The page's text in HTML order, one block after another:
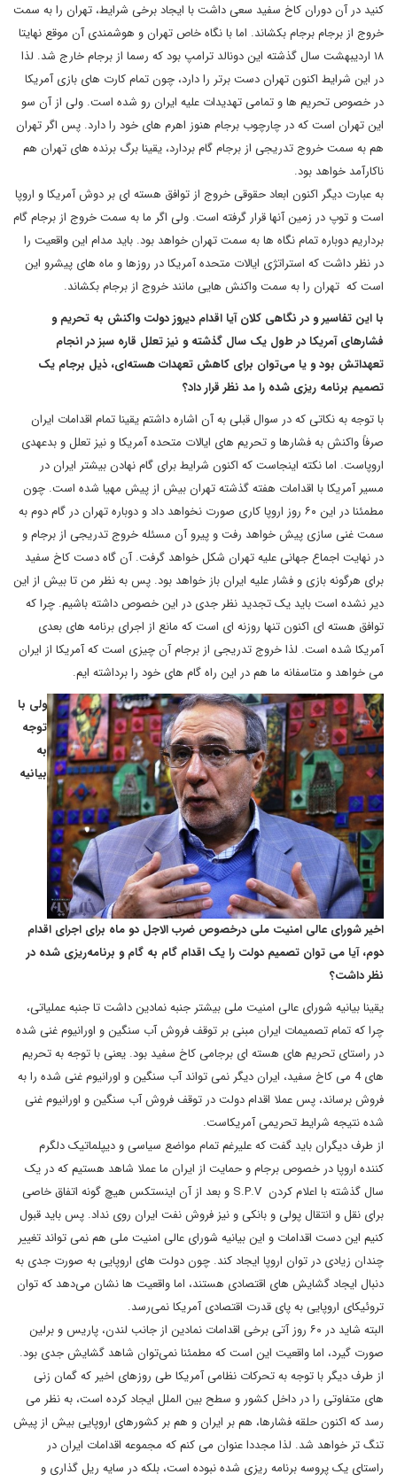
کنید در آن دوران کاخ سفید سعی داشت با ایجاد برخی شرایط، تهران را به سمت
خروج از برجام برجام بکشاند. اما با نگاه خاص تهران و هوشمندی آن موقع نهایتا
۱۸ اردیبهشت سال گذشته این دونالد ترامپ بود که رسما از برجام خارج شد. لذا
در این شرایط اکنون تهران دست برتر را دارد، چون تمام کارت های بازی آمریکا
در خصوص تحریم ها و تمامی تهدیدات علیه ایران رو شده است. ولی از آن سو
این تهران است که در چارچوب برجام هنوز اهرم های خود را دارد. پس اگر تهران
هم به سمت خروج تدریجی از برجام گام بردارد، یقینا برگ برنده های تهران هم
ناکارآمد خواهد بود.
به عبارت دیگر اکنون ابعاد حقوقی خروج از توافق هسته ای بر دوش آمریکا و اروپا
است و توپ در زمین آنها قرار گرفته است. ولی اگر ما به سمت خروج از برجام گام
برداریم دوباره تمام نگاه ها به سمت تهران خواهد بود. باید مدام این واقعیت را
در نظر داشت که استراتژی ایالات متحده آمریکا در روزها و ماه های پیشرو این
است که تهران را به سمت واکنش هایی مانند خروج از برجام بکشاند.
با این تفاسیر و در نگاهی کلان آیا اقدام دیروز دولت واکنش به تحریم و
فشارهای آمریکا در طول یک سال گذشته و نیز تعلل قاره سبز در انجام
تعهداتش بود و یا می‌توان برای کاهش تعهدات هسته‌ای، ذیل برجام یک
تصمیم برنامه ریزی شده را مد نظر قرار داد؟
با توجه به نکاتی که در سوال قبلی به آن اشاره داشتم یقینا تمام اقدامات ایران
صرفاً واکنش به فشارها و تحریم های ایالات متحده آمریکا و نیز تعلل و بدعهدی
اروپاست. اما نکته اینجاست که اکنون شرایط برای گام نهادن بیشتر ایران در
مسیر آمریکا با اقدامات هفته گذشته تهران بیش از پیش مهیا شده است. چون
مطمئنا در این ۶۰ روز اروپا کاری صورت نخواهد داد و دوباره تهران در گام دوم به
سمت غنی سازی پیش خواهد رفت و پیرو آن مسئله خروج تدریجی از برجام و
در نهایت اجماع جهانی علیه تهران شکل خواهد گرفت. آن گاه دست کاخ سفید
برای هرگونه بازی و فشار علیه ایران باز خواهد بود. پس به نظر من تا بیش از این
دیر نشده است باید یک تجدید نظر جدی در این خصوص داشته باشیم. چرا که
توافق هسته ای اکنون تنها روزنه ای است که مانع از اجرای برنامه های بعدی
آمریکا شده است. لذا خروج تدریجی از برجام آن چیزی است که آمریکا از ایران
می خواهد و متاسفانه ما هم در این راه گام های خود را برداشته ایم.
ولی با
توجه
به
بیانیه
اخیر شورای عالی امنیت ملی درخصوص ضرب الاجل دو ماه برای اجرای اقدام
دوم، آیا می توان تصمیم دولت را یک اقدام گام به گام و برنامه‌ریزی شده در
نظر داشت؟
یقینا بیانیه شورای عالی امنیت ملی بیشتر جنبه نمادین داشت تا جنبه عملیاتی،
چرا که تمام تصمیمات ایران مبنی بر توقف فروش آب سنگین و اورانیوم غنی شده
در راستای تحریم های هسته ای برجامی کاخ سفید بود. یعنی با توجه به تحریم
های 4 می کاخ سفید، ایران دیگر نمی تواند آب سنگین و اورانیوم غنی شده را به
فروش برساند، پس عملا اقدام دولت در توقف فروش آب سنگین و اورانیوم غنی
شده نتیجه شرایط تحریمی آمریکاست.
از طرف دیگران باید گفت که علیرغم تمام مواضع سیاسی و دیپلماتیک دلگرم
کننده اروپا در خصوص برجام و حمایت از ایران ما عملا شاهد هستیم که در یک
سال گذشته با اعلام کردن S.P.V و بعد از آن اینستکس هیچ گونه اتفاق خاصی
برای نقل و انتقال پولی و بانکی و نیز فروش نفت ایران روی نداد. پس باید قبول
کنیم این دست اقدامات و این بیانیه شورای عالی امنیت ملی هم نمی تواند تغییر
چندان زیادی در توان اروپا ایجاد کند. چون دولت های اروپایی به صورت جدی به
دنبال ایجاد گشایش های اقتصادی هستند، اما واقعیت ها نشان می‌دهد که توان
تروئیکای اروپایی به پای قدرت اقتصادی آمریکا نمی‌رسد.
البته شاید در ۶۰ روز آتی برخی اقدامات نمادین از جانب لندن، پاریس و برلین
صورت گیرد، اما واقعیت این است که مطمئنا نمی‌توان شاهد گشایش جدی بود.
از طرف دیگر با توجه به تحرکات نظامی آمریکا طی روزهای اخیر که گمان زنی
های متفاوتی را در داخل کشور و سطح بین الملل ایجاد کرده است، به نظر می
رسد که اکنون حلقه فشارها، هم بر ایران و هم بر کشورهای اروپایی بیش از پیش
تنگ تر خواهد شد. لذا مجددا عنوان می کنم که مجموعه اقدامات ایران در
راستای یک پروسه برنامه ریزی شده نبوده است، بلکه در سایه ریل گذاری و